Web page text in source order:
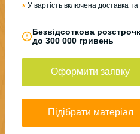
* У вартість включена доставка
Безвідсоткова
до 300 000 гривень
Оформити заявку
Підібрати матеріал